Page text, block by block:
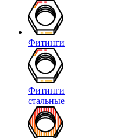
Фитинги
Фитинги
стальные